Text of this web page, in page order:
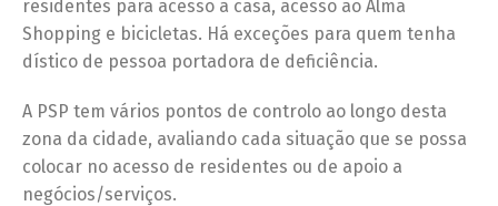
residentes para acesso a casa, acesso ao Alma
Shopping e bicicletas. Há exceções para quem tenha
dístico de pessoa portadora de deficiência.
A PSP tem vários pontos de controlo ao longo desta
zona da cidade, avaliando cada situação que se possa
colocar no acesso de residentes ou de apoio a
negócios/serviços.